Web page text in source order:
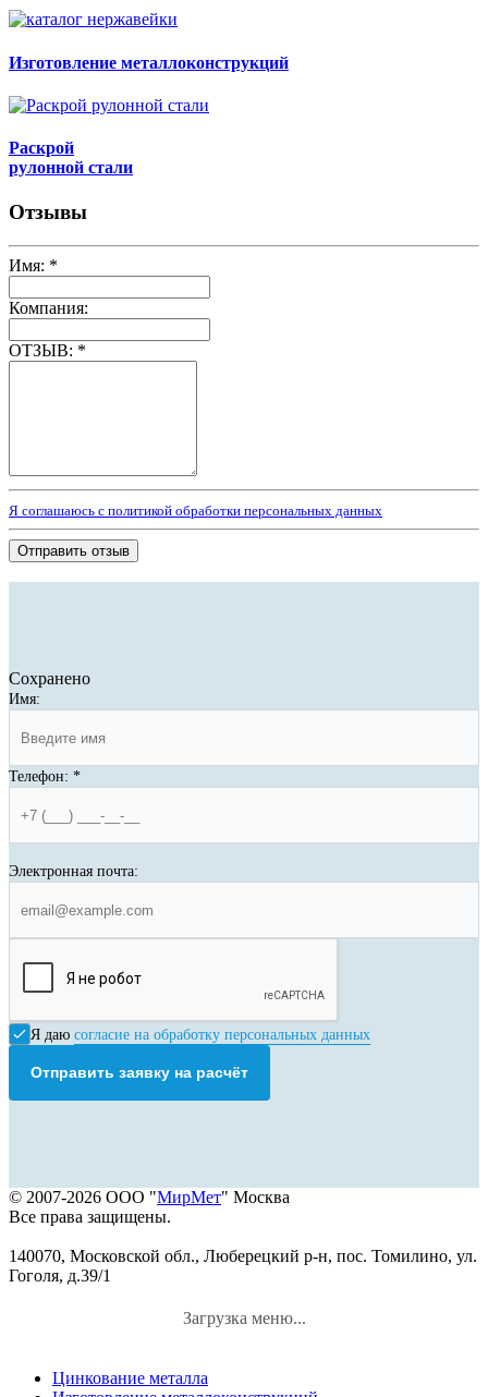
Изготовление металлоконструкций
Раскрой
рулонной стали
Отзывы
Имя: *
Компания:
ОТЗЫВ: *
Я соглашаюсь с политикой обработки персональных данных
Отправить отзыв
Сохранено
Имя:
Телефон: *
Электронная почта:
Я даю согласие на обработку персональных данных
Отправить заявку на расчёт
© 2007-2026 ООО "МирМет" Москва
Все права защищены.
140070, Московской обл., Люберецкий р-н, пос. Томилино, ул.
Гоголя, д.39/1
Загрузка меню...
Цинкование металла